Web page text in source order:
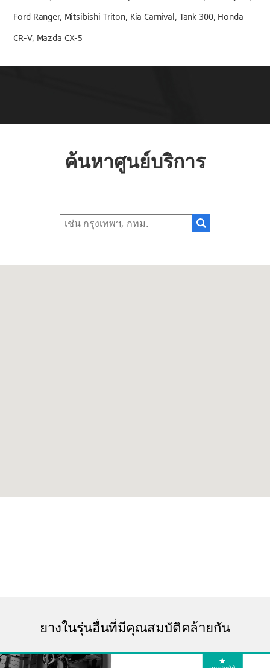
Ford Ranger, Mitsibishi Triton, Kia Carnival, Tank 300, Honda
CR-V, Mazda CX-5
ค้นหาศูนย์บริการ
ยางในรุ่นอื่นที่มีคุณสมบัติคล้ายกัน